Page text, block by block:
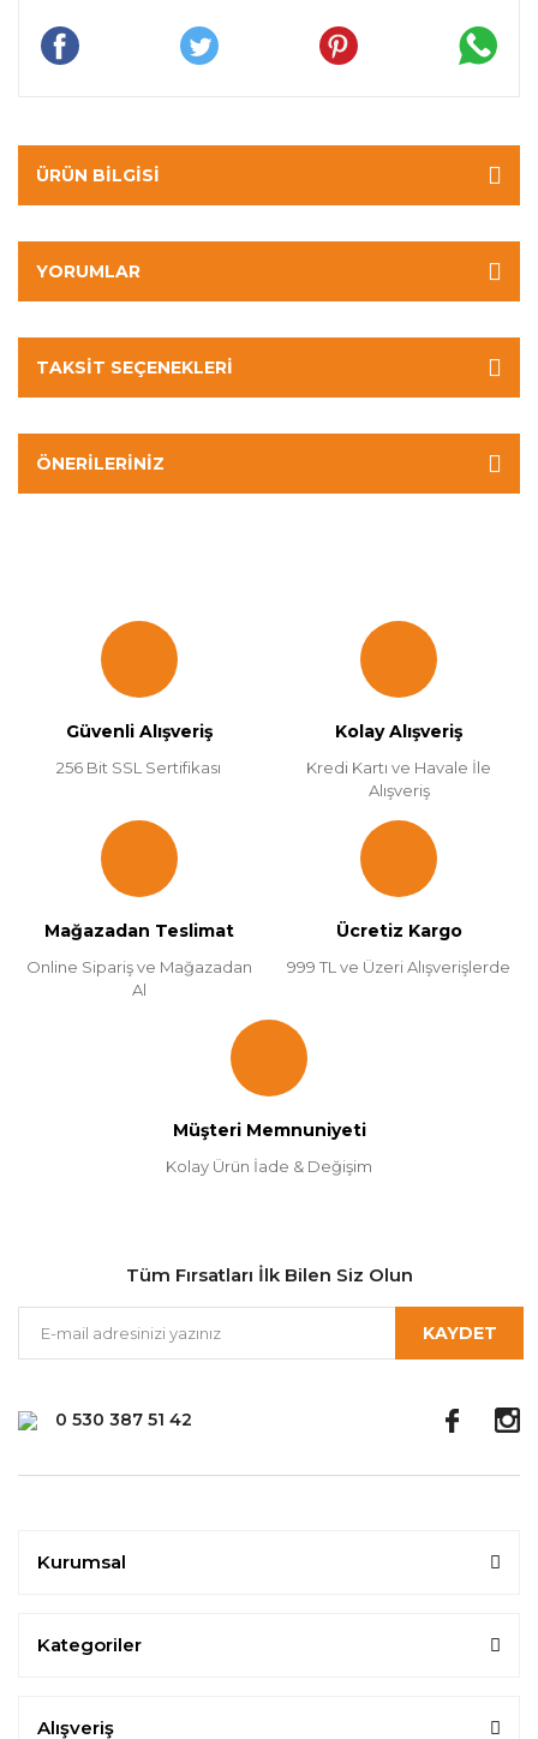
ÜRÜN BILGISI
YORUMLAR
TAKSIT SEÇENEKLERI
ÖNERILERINIZ
Güvenli Alışveriş
256 Bit SSL Sertifikası
Kolay Alışveriş
Kredi Kartı ve Havale İle
Alışveriş
Mağazadan Teslimat
Online Sipariş ve Mağazadan
Al
Ücretiz Kargo
999 TL ve Üzeri Alışverişlerde
Müşteri Memnuniyeti
Kolay Ürün İade & Değişim
0 530 387 51 42
Tüm Fırsatları İlk Bilen Siz Olun
KAYDET
Kurumsal
Kategoriler
Alışveriş